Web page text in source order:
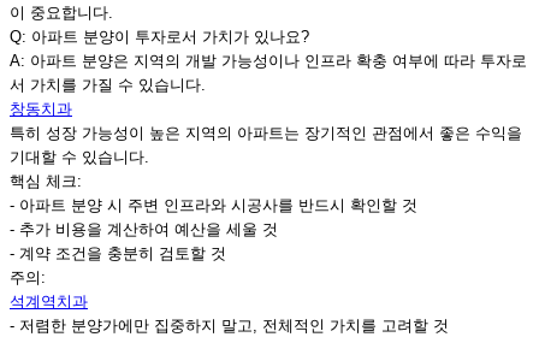
이 중요합니다.
Q: 아파트 분양이 투자로서 가치가 있나요?
A: 아파트 분양은 지역의 개발 가능성이나 인프라 확충 여부에 따라 투자로
서 가치를 가질 수 있습니다.
창동치과
특히 성장 가능성이 높은 지역의 아파트는 장기적인 관점에서 좋은 수익을
기대할 수 있습니다.
핵심 체크:
- 아파트 분양 시 주변 인프라와 시공사를 반드시 확인할 것
- 추가 비용을 계산하여 예산을 세울 것
- 계약 조건을 충분히 검토할 것
주의:
석계역치과
- 저렴한 분양가에만 집중하지 말고, 전체적인 가치를 고려할 것